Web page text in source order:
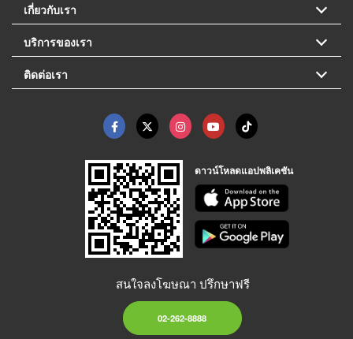
เกี่ยวกับเรา
บริการของเรา
ติดต่อเรา
ดาวน์โหลดแอปพลิเคชัน
สนใจลงโฆษณา ปรึกษาฟรี
02-262-8888